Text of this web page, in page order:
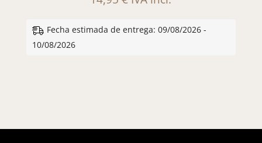
Fecha estimada de entrega: 09/08/2026 -
10/08/2026